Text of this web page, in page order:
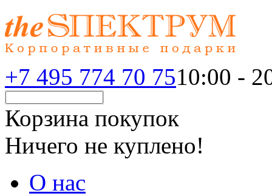
+7 495 774 70 7510:00 -
Корзина покупок
Ничего не куплено!
О нас